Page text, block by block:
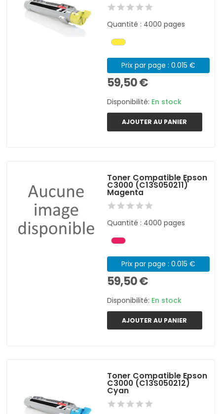
Quantité : 4000 pages
Prix par page : 0.015 €
59,50 €
Disponibilité: En stock
AJOUTER AU PANIER
Toner Compatible Epson
C3000 (C13S050211)
Magenta
Quantité : 4000 pages
Prix par page : 0.015 €
59,50 €
Disponibilité: En stock
AJOUTER AU PANIER
Toner Compatible Epson
C3000 (C13S050212)
Cyan